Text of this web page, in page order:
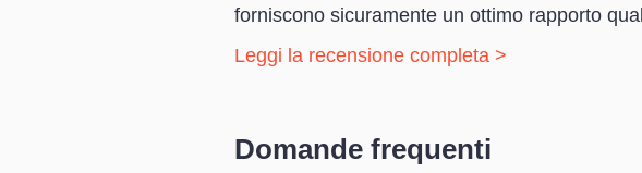
forniscono sicuramente un ottimo rapporto
Leggi la recensione completa >
Domande frequenti